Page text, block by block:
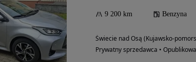
9 200 km Benzyna
Świecie nad Osą (Kujawsko-
Prywatny sprzedawca •